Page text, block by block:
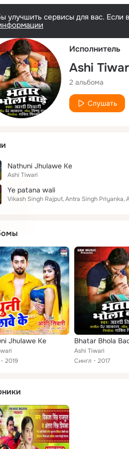
сервисы для вас.
Исполнитель
Ashi
2 альбома
Слушать
Nathuni Jhulawe Ke
Ashi Tiwari
Ye patana wali
Vikash Singh Rajput Antra Singh Priyanka
Jhulawe Ke
2019
Bhatar Bhola
Ashi Tiwari
Сингл
2017